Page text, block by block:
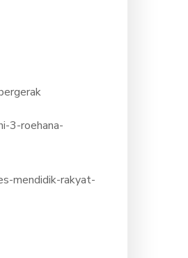
3-roehana-
mendidik-rakyat-